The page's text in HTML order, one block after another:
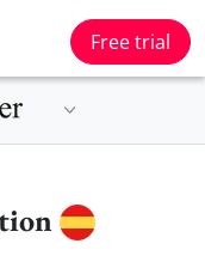
Free trial